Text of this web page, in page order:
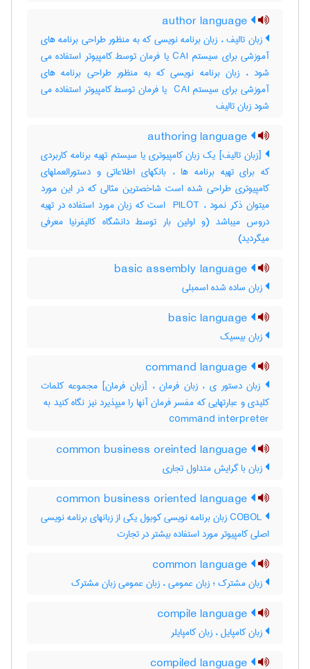
زبان تالیف ، زبان برنامه نویسی که به منظور طراحی برنامه های
آموزشی برای سیستم CAI یا فرمان توسط کامپیوتر استفاده می
شود ، زبان برنامه نویسی که به منظور طراحی برنامه های
آموزشی برای سیستم ‎ CAI یا فرمان توسط کامپیوتر استفاده می
شود زبان تالیف
[زبان تالیف] یک زبان کامپیوتری یا سیستم تهیه برنامه کاربردی
که برای تهیه برنامه ها ، بانکهای اطلاعاتی و دستورالعملهای
کامپیوتری طراحی شده است شاخصترین مثالی که در این مورد
میتوان ذکر نمود ، ‎ PILOT است که زبان مورد استفاده در تهیه
دروس میباشد (و اولین بار توسط دانشگاه کالیفرنیا معرفی
میگردید)
زبان ساده شده اسمبلی
زبان بیسیک
زبان دستور ی ، زبان فرمان ، [زبان فرمان] مجموعه کلمات
command interpreter
زبان با گرایش متداول تجاری
COBOL زبان برنامه نویسی کوبول یکی از زبانهای برنامه نویسی
اصلی کامپیوتر مورد استفاده بیشتر در تجارت
زبان مشترک ؛ زبان عمومی ، زبان عمومی زبان مشترک
زبان کامپایل ، زبان کامپایلر